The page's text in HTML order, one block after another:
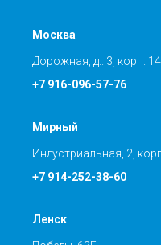
Москва
Дорожная, д.. 3, корп. 14
+7 916-096-57-76
Мирный
Индустриальная, 2,
+7 914-252-38-60
Ленск